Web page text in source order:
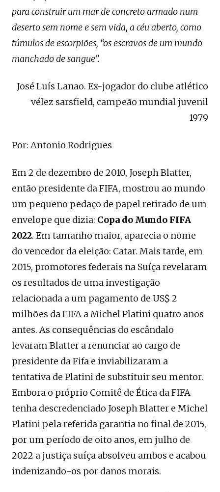
para construir um mar de concreto armado num
deserto sem nome e sem vida, a céu aberto, como
túmulos de escorpiões, “os escravos de um mundo
manchado de sangue”.
José Luís Lanao. Ex-jogador do clube atlético
vélez sarsfield, campeão mundial juvenil
1979
Por: Antonio Rodrigues
Em 2 de dezembro de 2010, Joseph Blatter,
então presidente da FIFA, mostrou ao mundo
um pequeno pedaço de papel retirado de um
envelope que dizia: Copa do Mundo FIFA
2022. Em tamanho maior, aparecia o nome
do vencedor da eleição: Catar. Mais tarde, em
2015, promotores federais na Suíça revelaram
os resultados de uma investigação
relacionada a um pagamento de US$ 2
milhões da FIFA a Michel Platini quatro anos
antes. As consequências do escândalo
levaram Blatter a renunciar ao cargo de
presidente da Fifa e inviabilizaram a
tentativa de Platini de substituir seu mentor.
Embora o próprio Comitê de Ética da FIFA
tenha descredenciado Joseph Blatter e Michel
Platini pela referida garantia no final de 2015,
por um período de oito anos, em julho de
2022 a justiça suíça absolveu ambos e acabou
indenizando-os por danos morais.